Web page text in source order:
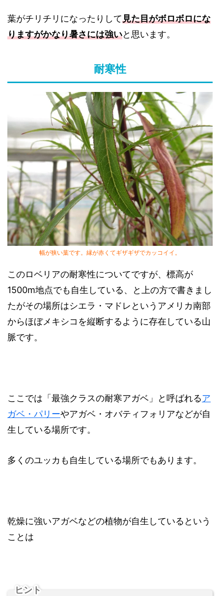
葉がチリチリになったりして見た目がボロボロにな
りますがかなり暑さには強いと思います。
耐寒性
幅が狭い葉です。縁が赤くてギザギザでカッコイイ。
このロベリアの耐寒性についてですが、標高が
1500m地点でも自生している、と上の方で書きまし
たがその場所はシエラ・マドレというアメリカ南部
からほぼメキシコを縦断するように存在している山
脈です。
ここでは「最強クラスの耐寒アガベ」と呼ばれるア
ガベ・パリーやアガベ・オバティフォリアなどが自
生している場所です。
多くのユッカも自生している場所でもあります。
乾燥に強いアガベなどの植物が自生しているという
ことは
ヒント